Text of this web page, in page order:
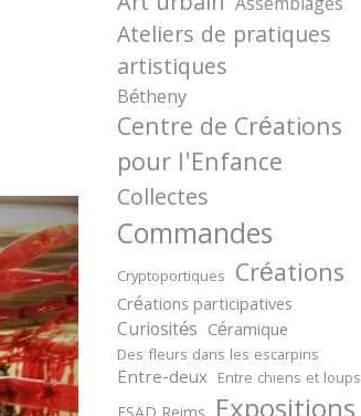
Assemblages
Ateliers de pratiques
artistiques
Bétheny
Centre de Créations
pour l'Enfance
Collectes
Commandes
Cryptoportiques Créations
Créations participatives
Curiosités Céramique
Des fleurs dans les escarpins
Entre-deux Entre chiens et loups